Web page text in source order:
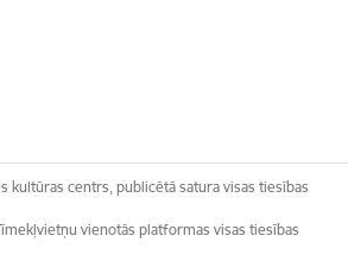
kultūras centrs, publicētā satura visas tiesības
vienotās platformas visas tiesības